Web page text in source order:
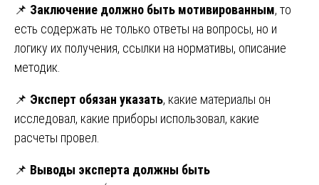
📌 Заключение должно быть мотивированным, то
есть содержать не только ответы на вопросы, но и
логику их получения, ссылки на нормативы, описание
методик.
📌 Эксперт обязан указать, какие материалы он
исследовал, какие приборы использовал, какие
расчеты провел.
📌 Выводы эксперта должны быть